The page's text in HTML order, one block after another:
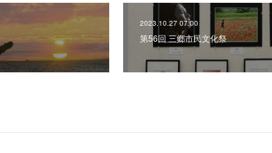
2023.10.27 07:00
第56回 三郷市民文化祭